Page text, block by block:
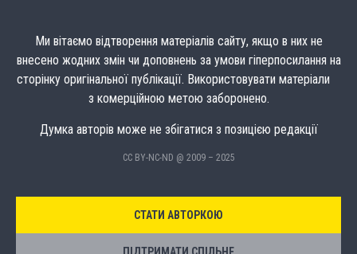
Ми вітаємо відтворення матеріалів сайту, якщо в них не
внесено жодних змін чи доповнень за умови гіперпосилання на
сторінку оригінальної публікації. Використовувати матеріали
з комерційною метою заборонено.
Думка авторів може не збігатися з позицією редакції
CC BY-NC-ND @ 2009 – 2025
СТАТИ АВТОРКОЮ